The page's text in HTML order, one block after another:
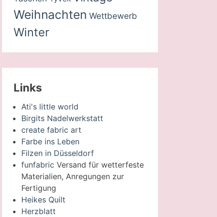
Weihnachten Wettbewerb
Winter
Links
Ati's little world
Birgits Nadelwerkstatt
create fabric art
Farbe ins Leben
Filzen in Düsseldorf
funfabric Versand für wetterfeste
Materialien, Anregungen zur
Fertigung
Heikes Quilt
Herzblatt